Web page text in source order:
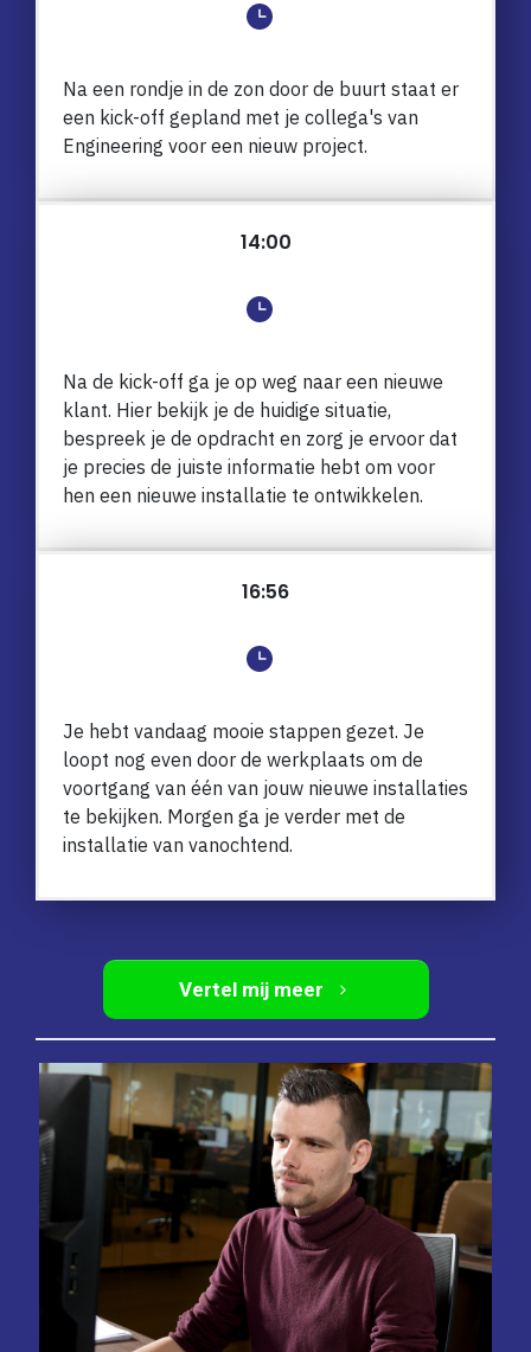
Na een rondje in de zon door de buurt staat er
een kick-off gepland met je collega's van
Engineering voor een nieuw project.
14:00
Na de kick-off ga je op weg naar een nieuwe
klant. Hier bekijk je de huidige situatie,
bespreek je de opdracht en zorg je ervoor dat
je precies de juiste informatie hebt om voor
hen een nieuwe installatie te ontwikkelen.
16:56
Je hebt vandaag mooie stappen gezet. Je
loopt nog even door de werkplaats om de
voortgang van één van jouw nieuwe installaties
te bekijken. Morgen ga je verder met de
installatie van vanochtend.
Vertel mij meer